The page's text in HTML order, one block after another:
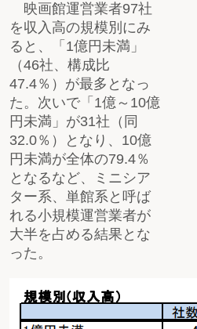
映画館運営業者97社
を収入高の規模別にみ
ると、「1億円未満」
（46社、構成比
47.4％）が最多となっ
た。次いで「1億～10億
円未満」が31社（同
32.0％）となり、10億
円未満が全体の79.4％
となるなど、ミニシア
ター系、単館系と呼ば
れる小規模運営業者が
大半を占める結果とな
った。